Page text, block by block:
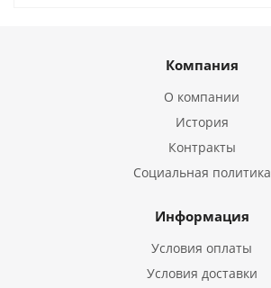
Компания
О компании
История
Контракты
Социальная политика
Информация
Условия оплаты
Условия доставки